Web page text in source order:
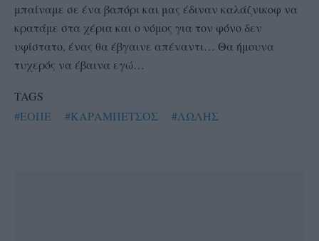
μπαίναμε σε ένα βαπόρι και μας έδιναν καλάζνικοφ να
κρατάμε στα χέρια και ο νόμος για τον φόνο δεν
υφίστατο, ένας θα έβγαινε απέναντι… Θα ήμουνα
τυχερός να έβαινα εγώ…
TAGS
#ΕΟΠΕ
#ΚΑΡΑΜΠΕΤΣΟΣ #ΛΩΛΗΣ